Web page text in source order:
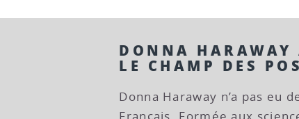
DONNA HARAWAY
LE CHAMP DES
Donna Haraway n’a pas eu
Français. Formée aux